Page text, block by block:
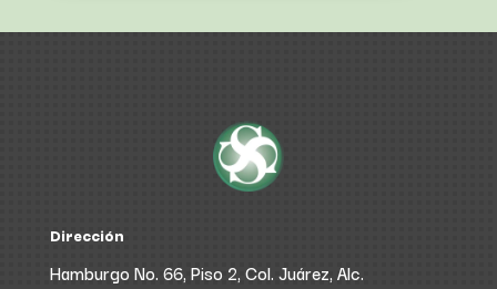
Dirección
Hamburgo No. 66, Piso 2, Col. Juárez, Alc.